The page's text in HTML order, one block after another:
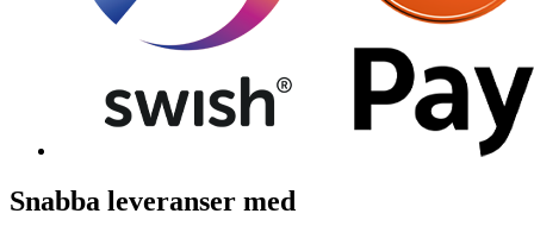
Snabba leveranser med